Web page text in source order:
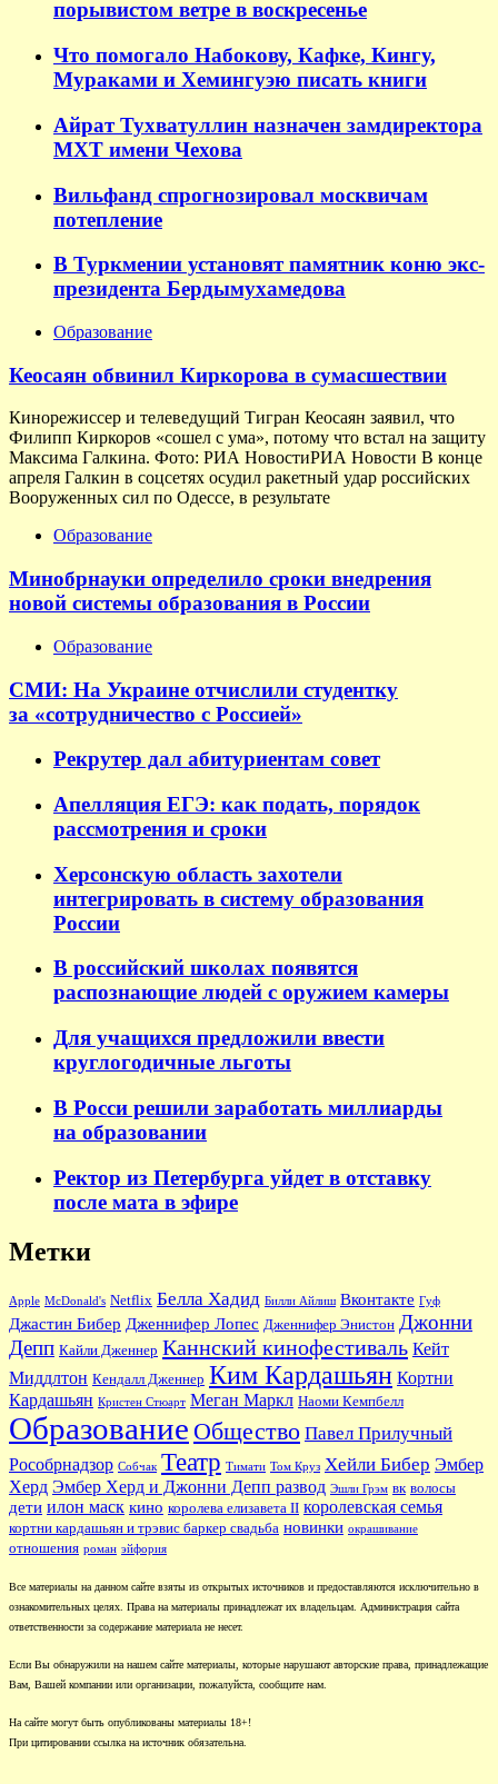
порывистом ветре в воскресенье
Что помогало Набокову, Кафке, Кингу,
Мураками и Хемингуэю писать книги
Айрат Тухватуллин назначен замдиректора
МХТ имени Чехова
Вильфанд спрогнозировал москвичам
потепление
В Туркмении установят памятник коню экс-
президента Бердымухамедова
Образование
Кеосаян обвинил Киркорова в сумасшествии
Кинорежиссер и телеведущий Тигран Кеосаян заявил, что
Филипп Киркоров «сошел с ума», потому что встал на защиту
Максима Галкина. Фото: РИА НовостиРИА Новости В конце
апреля Галкин в соцсетях осудил ракетный удар российских
Вооруженных сил по Одессе, в результате
Образование
Минобрнауки определило сроки внедрения
новой системы образования в России
Образование
СМИ: На Украине отчислили студентку
за «сотрудничество с Россией»
Рекрутер дал абитуриентам совет
Апелляция ЕГЭ: как подать, порядок
рассмотрения и сроки
Херсонскую область захотели
интегрировать в систему образования
России
В российский школах появятся
распознающие людей с оружием камеры
Для учащихся предложили ввести
круглогодичные льготы
В Росси решили заработать миллиарды
на образовании
Ректор из Петербурга уйдет в отставку
после мата в эфире
Метки
Apple McDonald's Netflix Белла Хадид Билли Айлиш Вконтакте Гуф
Джастин Бибер Дженнифер Лопес Дженнифер Энистон Джонни
Депп Кайли Дженнер Каннский кинофестиваль Кейт
Миддлтон Кендалл Дженнер Ким Кардашьян Кортни
Кардашьян Кристен Стюарт Меган Маркл Наоми Кемпбелл
Образование Общество Павел Прилучный
Рособрнадзор Собчак Театр Тимати Том Круз Хейли Бибер Эмбер
Херд Эмбер Херд и Джонни Депп развод Эшли Грэм вк волосы
дети илон маск кино королева елизавета II королевская семья
кортни кардашьян и трэвис баркер свадьба новинки окрашивание
отношения роман эйфория
Все материалы на данном сайте взяты из открытых источников и предоставляются исключительно в
ознакомительных целях. Права на материалы принадлежат их владельцам. Администрация сайта
ответственности за содержание материала не несет.
Если Вы обнаружили на нашем сайте материалы, которые нарушают авторские права, принадлежащие
Вам, Вашей компании или организации, пожалуйста, сообщите нам.
На сайте могут быть опубликованы материалы 18+!
При цитировании ссылка на источник обязательна.